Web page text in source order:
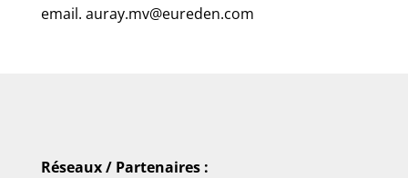
email. auray.mv@eureden.com
Réseaux / Partenaires :